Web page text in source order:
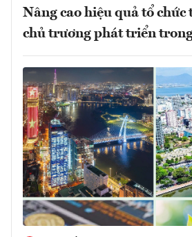
Nâng cao hiệu quả tổ chức
chủ trương phát triển